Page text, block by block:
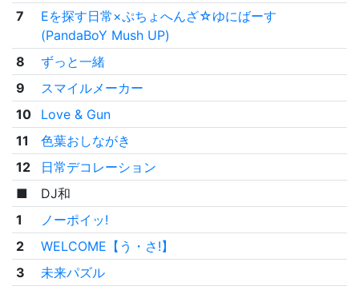
7
Eを探す日常×ぷちょへんざ☆ゆにばーす
(PandaBoY Mush UP)
8
ずっと一緒
9
スマイルメーカー
10
Love & Gun
11
色葉おしながき
12
日常デコレーション
■
DJ和
1
ノーポイッ!
2
WELCOME【う・さ!】
3
未来パズル